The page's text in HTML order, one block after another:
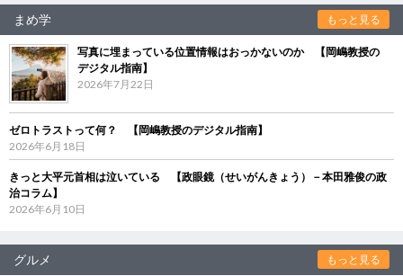
まめ学 もっと見る
写真に埋まっている位置情報はおっかないのか 【岡嶋教授の
デジタル指南】
2026年7月22日
ゼロトラストって何？ 【岡嶋教授のデジタル指南】
2026年6月18日
きっと大平元首相は泣いている 【政眼鏡（せいがんきょう）－本田雅俊の政
治コラム】
2026年6月10日
グルメ もっと見る